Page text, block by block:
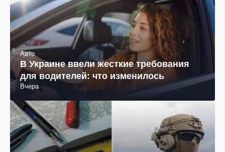
Авто
В Украине ввели жесткие требования
для водителей: что изменилось
Вчера